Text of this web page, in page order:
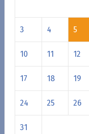
3 4 5
10 11 12
17 18 19
24 25 26
31